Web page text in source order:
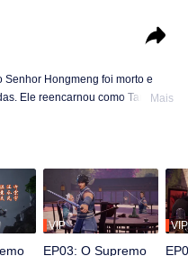
Senhor Hongmeng foi morto e
Ele reencarnou como Tan Yun
Então, Tan Yun adquiriu
cultivação. Tan Yun vingou a
Mais
VIP
EP03: O Supremo
VIP